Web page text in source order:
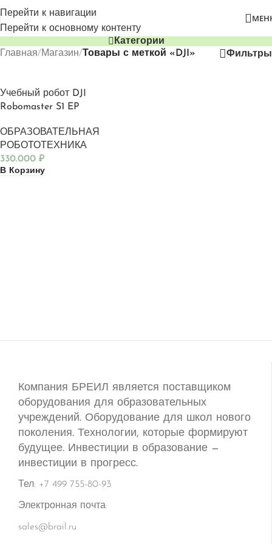
Перейти к навигации
Перейти к основному контенту
Категории
Главная/ Магазин/ Товары с меткой «DJI» Фильтры
Учебный робот DJI
Robomaster S1 EP
ОБРАЗОВАТЕЛЬНАЯ
РОБОТОТЕХНИКА
330.000 ₽
В Корзину
Компания БРЕИЛ является поставщиком
оборудования для образовательных
учреждений. Оборудование для школ нового
поколения. Технологии, которые формируют
будущее. Инвестиции в образование —
инвестиции в прогресс.
Тел: +7 499 755-80-93
Электронная почта:
sales@brail.ru